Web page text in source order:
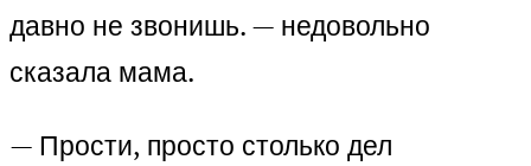
давно не звонишь. — недовольно
сказала мама.
— Прости, просто столько дел